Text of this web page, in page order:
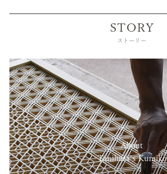
STORY
ストーリー
About
Tanihata’s Kumiko